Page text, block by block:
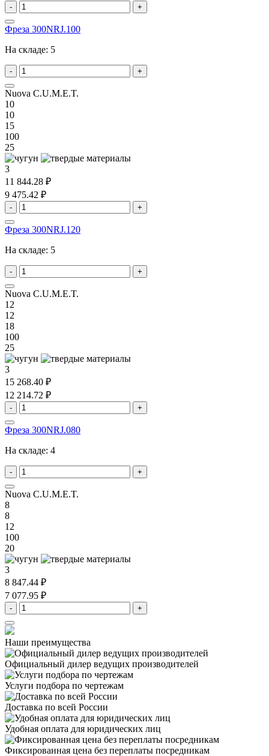
- +
Фреза 300NRJ.100
На складе: 5
- +
Nuova C.U.M.E.T.
10
10
15
100
25
3
11 844.28 ₽
9 475.42 ₽
- +
Фреза 300NRJ.120
На складе: 5
- +
Nuova C.U.M.E.T.
12
12
18
100
25
3
15 268.40 ₽
12 214.72 ₽
- +
Фреза 300NRJ.080
На складе: 4
- +
Nuova C.U.M.E.T.
8
8
12
100
20
3
8 847.44 ₽
7 077.95 ₽
- +
Наши преимущества
Официальный дилер ведущих производителей
Услуги подбора по чертежам
Доставка по всей России
Удобная оплата для юридических лиц
Фиксированная цена без переплаты посредникам